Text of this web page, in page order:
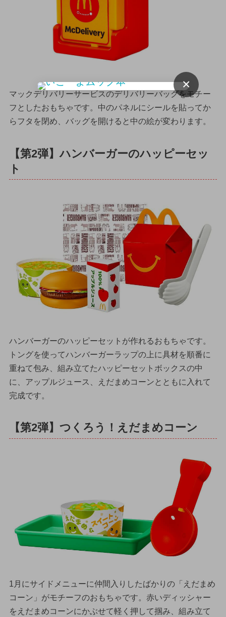
マックデリバリーサービスのデリバリーバッグをモチー
フとしたおもちゃです。中のパネルにシールを貼ってか
らフタを閉め、バッグを開けると中の絵が変わります。
【第2弾】ハンバーガーのハッピーセッ
ト
ハンバーガーのハッピーセットが作れるおもちゃです。
トングを使ってハンバーガーラップの上に具材を順番に
重ねて包み、組み立てたハッピーセットボックスの中
に、アップルジュース、えだまめコーンとともに入れて
完成です。
【第2弾】つくろう！えだまめコーン
1月にサイドメニューに仲間入りしたばかりの「えだまめ
コーン」がモチーフのおもちゃです。赤いディッシャー
をえだまめコーンにかぶせて軽く押して掴み、組み立て
×